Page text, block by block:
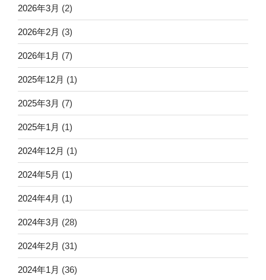
2026年3月 (2)
2026年2月 (3)
2026年1月 (7)
2025年12月 (1)
2025年3月 (7)
2025年1月 (1)
2024年12月 (1)
2024年5月 (1)
2024年4月 (1)
2024年3月 (28)
2024年2月 (31)
2024年1月 (36)